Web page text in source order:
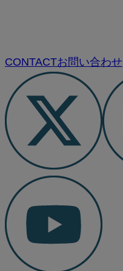
CONTACTお問い合わせ